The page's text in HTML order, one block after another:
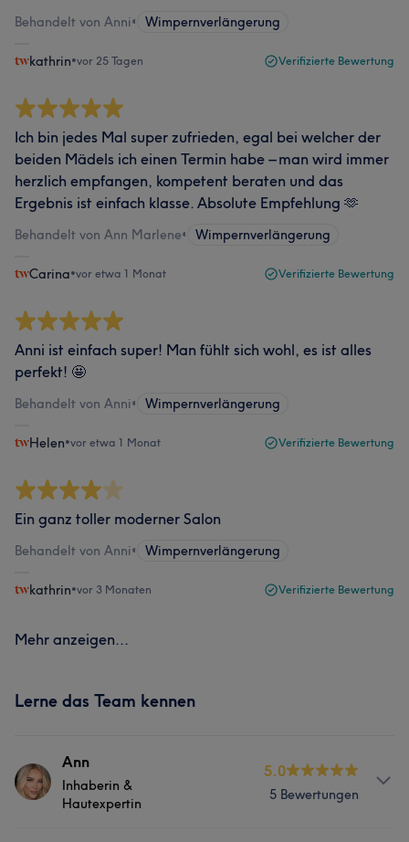
Behandelt von Anni• Wimpernverlängerung
kathrin•vor 25 Tagen Verifizierte Bewertung
Ich bin jedes Mal super zufrieden, egal bei welcher der
beiden Mädels ich einen Termin habe – man wird immer
herzlich empfangen, kompetent beraten und das
Ergebnis ist einfach klasse. Absolute Empfehlung 🫶
Behandelt von Ann Marlene• Wimpernverlängerung
Carina•vor etwa 1 Monat Verifizierte Bewertung
Anni ist einfach super! Man fühlt sich wohl, es ist alles
perfekt! 🤩
Behandelt von Anni• Wimpernverlängerung
Helen•vor etwa 1 Monat Verifizierte Bewertung
Ein ganz toller moderner Salon
Behandelt von Anni• Wimpernverlängerung
kathrin•vor 3 Monaten Verifizierte Bewertung
Mehr anzeigen...
Lerne das Team kennen
Ann
Inhaberin &
Hautexpertin
5.0
5 Bewertungen